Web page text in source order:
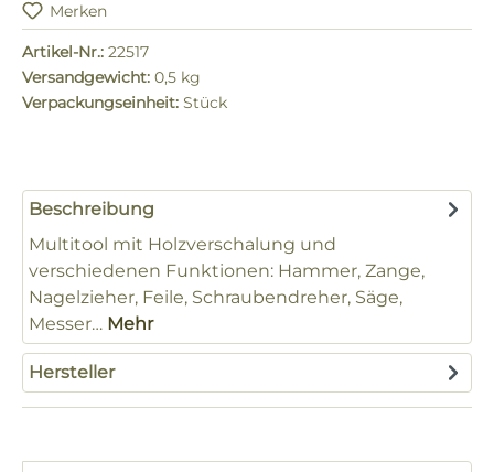
Merken
Artikel-Nr.: 22517
Versandgewicht: 0,5 kg
Verpackungseinheit: Stück
Beschreibung
Multitool mit Holzverschalung und
verschiedenen Funktionen: Hammer, Zange,
Nagelzieher, Feile, Schraubendreher, Säge,
Messer… Mehr
Hersteller